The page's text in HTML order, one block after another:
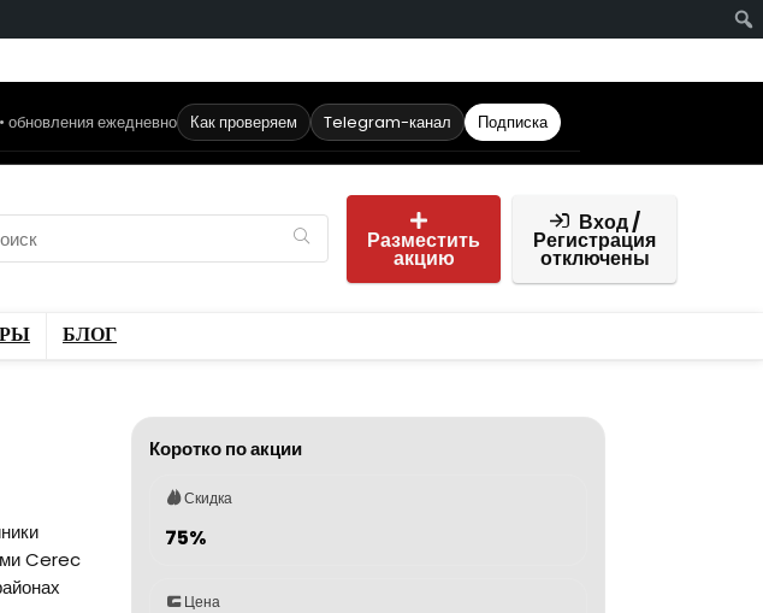
ежедневно Как проверяем Telegram-канал Подписка
Разместить
акцию
Вход /
Регистрация
отключены
БЛОГ
Cerec
Коротко по акции
Скидка
75%
Цена